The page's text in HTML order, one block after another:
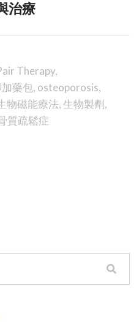
治療
Therapy,
藥包, osteoporosis,
物磁能療法, 生物製劑,
質疏鬆症